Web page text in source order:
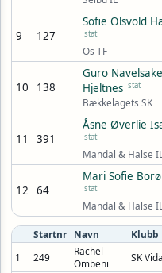
9 127
Sofie Olsvold
stat
Os TF
10 138
Guro
Hjeltnes stat
Bækkelagets SK
11 391
Åsne Øverlie
stat
Mandal & Halse
12 64
Mari Sofie
stat
Mandal & Halse
Startnr Navn Klubb
1
249
Rachel
Ombeni
SK